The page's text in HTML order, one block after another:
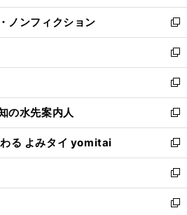
開
く
ウ
で
開
く
ン
ド
ウ
で
開
く
ウ
ィ
ン
ド
ウ
で
開
く
ノンフィクション
新
し
い
ウ
ィ
ン
ド
ウ
で
開
く
新
し
い
ウ
ィ
ン
ド
ウ
で
開
く
新
し
い
ウ
ィ
ン
ド
ウ
で
の水先案内人
新
し
い
ウ
ィ
ン
ド
る よみタイ yomitai
新
し
い
ウ
ィ
新
し
い
新